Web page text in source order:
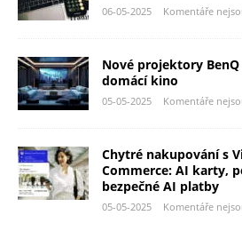
06-05-2025 Komentáře
Nové projektory BenQ
domácí kino
05-05-2025 Komentáře
Chytré nakupování s
Commerce: AI karty,
bezpečné AI platby
05-05-2025 Komentáře